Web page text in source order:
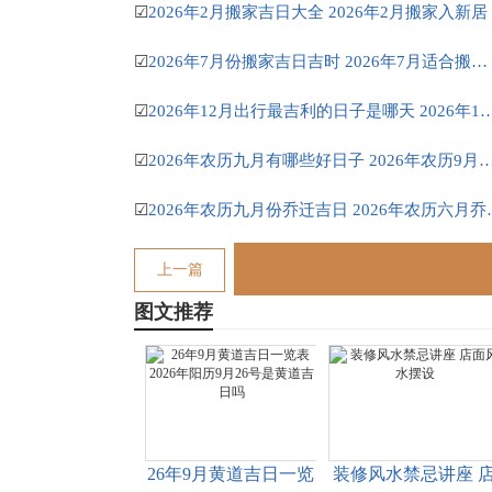
☑2026年2月搬家吉日大全 2026年2月搬家入新居
☑ 2026年7月份搬家吉日吉时 2026年7月适合搬家的黄道吉日
☑ 2026年12月出行最吉利的日子是哪
☑ 2026年农历九月有哪些好日子 2026
☑ 2026年农
上一篇
图文推荐
26年9月黄道吉日一览
装修风水禁忌讲座